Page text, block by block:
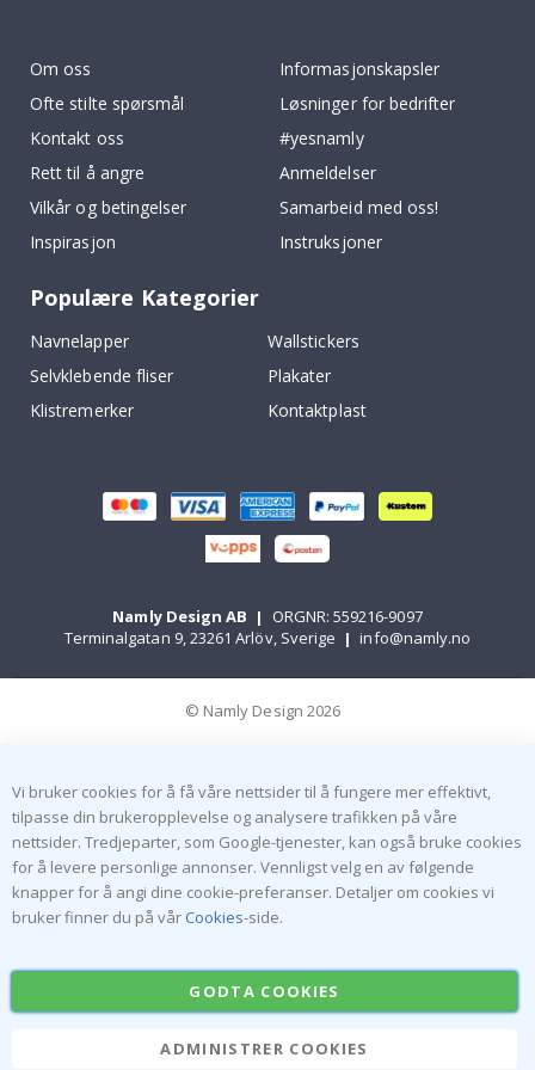
Om oss
Ofte stilte spørsmål
Kontakt oss
Rett til å angre
Vilkår og betingelser
Inspirasjon
Informasjonskapsler
Løsninger for bedrifter
#yesnamly
Anmeldelser
Samarbeid med oss!
Instruksjoner
Populære Kategorier
Navnelapper
Wallstickers
Selvklebende fliser
Plakater
Klistremerker
Kontaktplast
Namly Design AB |
ORGNR: 559216-9097
Terminalgatan 9, 23261 Arlöv, Sverige | info@namly.no
© Namly Design 2026
Vi bruker cookies for å få våre nettsider til å fungere mer effektivt,
tilpasse din brukeropplevelse og analysere trafikken på våre
nettsider. Tredjeparter, som Google-tjenester, kan også bruke cookies
for å levere personlige annonser. Vennligst velg en av følgende
knapper for å angi dine cookie-preferanser. Detaljer om cookies vi
bruker finner du på vår Cookies-side.
GODTA COOKIES
ADMINISTRER COOKIES